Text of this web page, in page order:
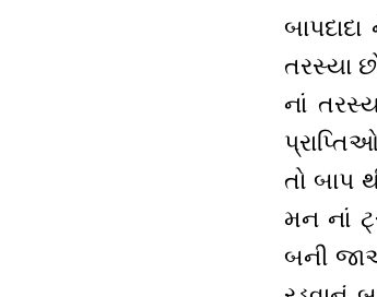
તરસ્યા
નાં
તો બાપ
મન નાં
બની